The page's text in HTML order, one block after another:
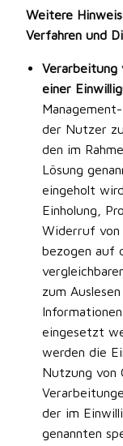
Weitere
Verfahren und
Verarbeitung
einer
der Nutzer
den im
Lösung
eingeholt
Einholung,
Widerruf von
bezogen auf
zum
eingesetzt
werden die
Nutzung von
der im
genannten